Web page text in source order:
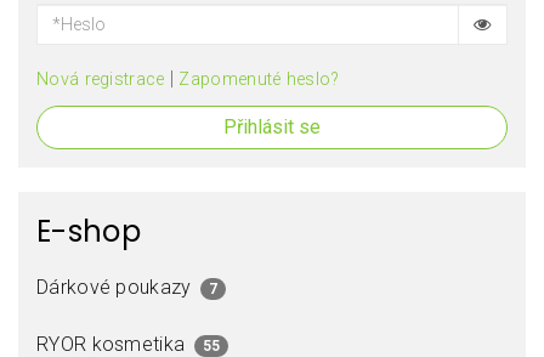
Nová registrace | Zapomenuté heslo?
Přihlásit se
E-shop
Dárkové poukazy 7
RYOR kosmetika 55